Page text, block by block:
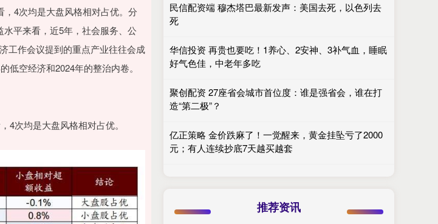
，4次均是大盘风格相对占优。分
平来看，近5年，社会服务、公
工作会议提到的重点产业往往会成
空经济和2024年的整治内卷。
4次均是大盘风格相对占优。
民信配资端 穆杰塔巴最新发声：美国去死，以色列去
死
华信投资 再贵也要吃！1养心、2安神、3补气血，睡眠
好气色佳，中老年多吃
聚创配资 27座省会城市首位度：谁是强省会，谁在打
造“第二极”？
亿正策略 金价跌麻了！一觉醒来，黄金挂坠亏了2000
元；有人连续抄底7天越买越套
推荐资讯